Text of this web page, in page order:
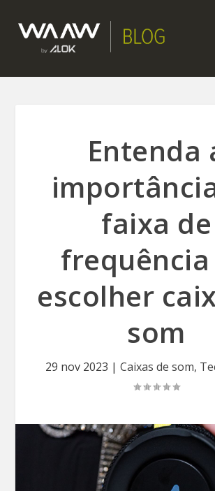
Entenda
faixa de
frequência
escolher
som
29 nov 2023 | Caixas de som,